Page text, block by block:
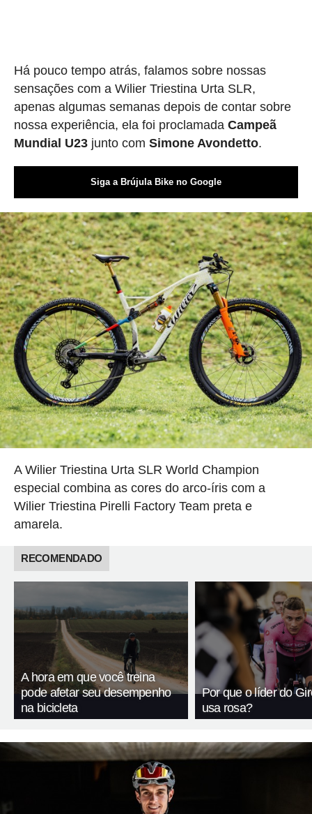
Há pouco tempo atrás, falamos sobre nossas
sensações com a Wilier Triestina Urta SLR,
apenas algumas semanas depois de contar sobre
nossa experiência, ela foi proclamada Campeã
Mundial U23junto com Simone Avondetto.
Siga a Brújula Bike no Google
A Wilier Triestina Urta SLR World Champion
especial combina as cores do arco-íris com a
Wilier Triestina Pirelli Factory Team preta e
amarela.
RECOMENDADO
A hora em que você treina
pode afetar seu desempenho
na bicicleta
Por que o líder do
usa rosa?